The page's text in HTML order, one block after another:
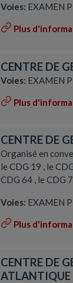
Voies: EXAMEN
Plus
CENTRE DE
Voies: EXAMEN
Plus
CENTRE DE
Organisé en
le CDG 19 , le
CDG 64 , le CDG
Voies: EXAMEN
Plus
CENTRE DE